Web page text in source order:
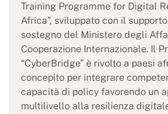
Training Programme for Digital
Africa”, sviluppato con il
sostegno del Ministero degli
Cooperazione Internazionale. Il
“CyberBridge” è rivolto a paesi
concepito per integrare
capacità di policy favorendo un
multilivello alla resilienza